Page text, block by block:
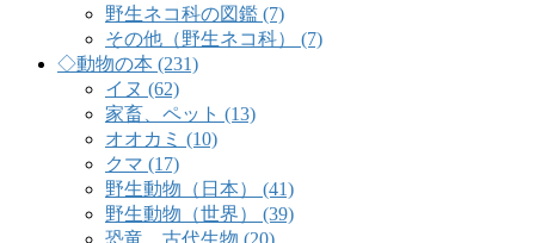
野生ネコ科の図鑑 (7)
その他（野生ネコ科） (7)
◇動物の本 (231)
イヌ (62)
家畜、ペット (13)
オオカミ (10)
クマ (17)
野生動物（日本） (41)
野生動物（世界） (39)
恐竜、古代生物 (20)